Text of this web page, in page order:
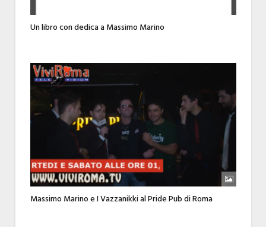
Un libro con dedica a Massimo Marino
Massimo Marino e I Vazzanikki al Pride Pub di Roma